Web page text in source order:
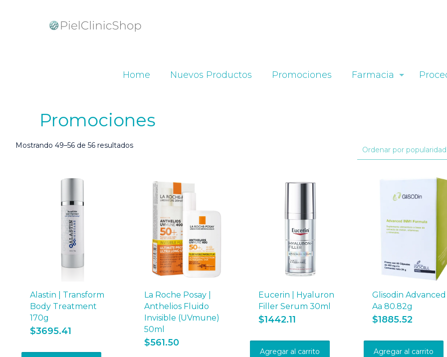
Home Nuevos Productos Promociones Farmacia
Promociones
Mostrando 49–56 de 56 resultadosOrdenado
Alastin | Transform
Body Treatment
170g
$3695.41
La Roche Posay |
Anthelios Fluido
Invisible (UVmune)
50ml
$561.50
Eucerin | Hyaluron
Filler Serum 30ml
$1442.11
Agregar al carrito
Glisodin
Aa 80.82g
$1885.52
Agregar al carrito